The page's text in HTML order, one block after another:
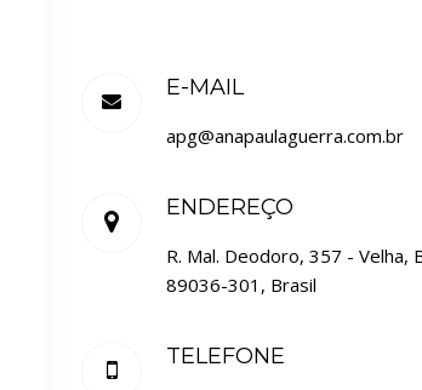
E-MAIL
apg@anapaulaguerra.com.br
ENDEREÇO
R. Mal. Deodoro, 357 - Velha,
89036-301, Brasil
TELEFONE